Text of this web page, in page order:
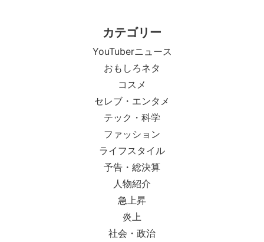
カテゴリー
YouTuberニュース
おもしろネタ
コスメ
セレブ・エンタメ
テック・科学
ファッション
ライフスタイル
予告・総決算
人物紹介
急上昇
炎上
社会・政治